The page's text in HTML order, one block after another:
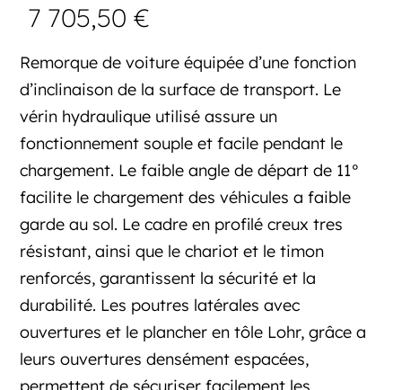
7 705,50€
Remorque de voiture équipée d’une fonction
d’inclinaison de la surface de transport. Le
vérin hydraulique utilisé assure un
fonctionnement souple et facile pendant le
chargement. Le faible angle de départ de 11°
facilite le chargement des véhicules a faible
garde au sol. Le cadre en profilé creux tres
résistant, ainsi que le chariot et le timon
renforcés, garantissent la sécurité et la
durabilité. Les poutres latérales avec
ouvertures et le plancher en tôle Lohr, grâce a
leurs ouvertures densément espacées,